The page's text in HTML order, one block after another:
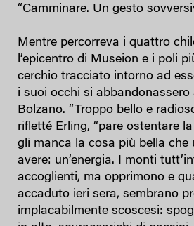
“Camminare. Un gesto
Mentre percorreva i quattro
l’epicentro di Museion e i poli
cerchio tracciato intorno ad
i suoi occhi si abbandonassero
Bolzano. “Troppo bello e
rifletté Erling, “pare ostentare
gli manca la cosa più bella che
avere: un’energia. I monti
accoglienti, ma opprimono e
accaduto ieri sera, sembrano
implacabilmente scoscesi: